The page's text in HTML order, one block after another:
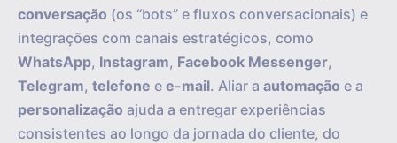
conversação (os “bots” e fluxos conversacionais) e
integrações com canais estratégicos, como
WhatsApp, Instagram, Facebook Messenger,
Telegram, telefone e e-mail. Aliar a automação e a
personalização ajuda a entregar experiências
consistentes ao longo da jornada do cliente, do